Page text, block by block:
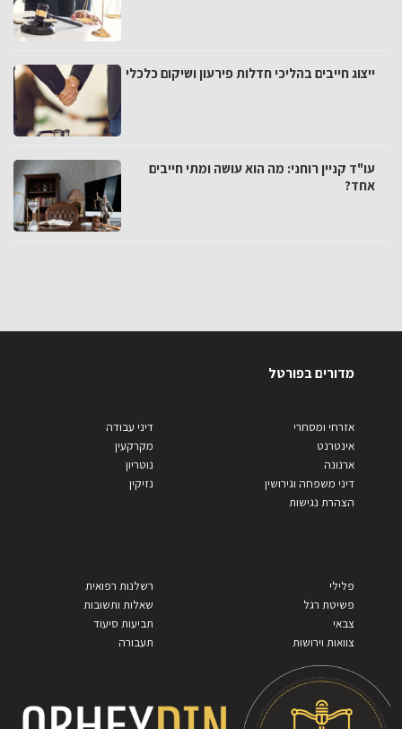
ייצוג חייבים בהליכי חדלות פירעון ושיקום כלכלי
עו"ד קניין רוחני: מה הוא עושה ומתי חייבים
אחד?
מדורים בפורטל
אזרחי ומסחרי
אינטרנט
ארנונה
דיני משפחה וגירושין
הצהרת נגישות
דיני עבודה
מקרקעין
נוטריון
נזיקין
פלילי
פשיטת רגל
צבאי
צוואות וירושות
רשלנות רפואית
שאלות ותשובות
תביעות סיעוד
תעבורה